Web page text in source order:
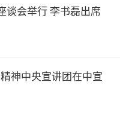
谈会举行 李书磊出席
神中央宣讲团在中宣